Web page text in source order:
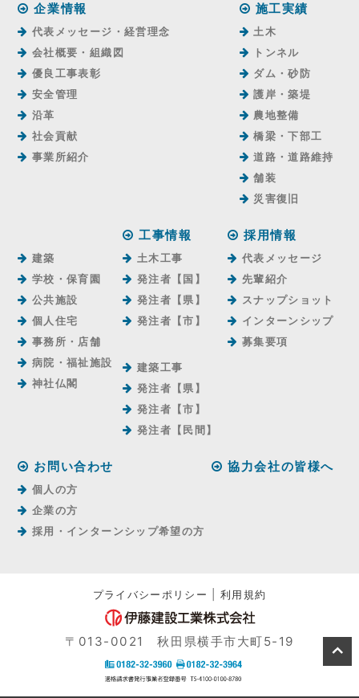
企業情報
代表メッセージ・経営理念
会社概要・組織図
優良工事表彰
安全管理
沿革
社会貢献
事業所紹介
施工実績
土木
トンネル
ダム・砂防
護岸・築堤
農地整備
橋梁・下部工
道路・道路維持
舗装
災害復旧
建築
学校・保育園
公共施設
個人住宅
事務所・店舗
病院・福祉施設
神社仏閣
工事情報
土木工事
発注者【国】
発注者【県】
発注者【市】
建築工事
発注者【県】
発注者【市】
発注者【⺠間】
採用情報
代表メッセージ
先輩紹介
スナップショット
インターンシップ
募集要項
お問い合わせ
個人の方
企業の方
採用・インターンシップ希望の方
協力会社の皆様へ
プライバシーポリシー |利用規約
〒013-0021 秋田県横手市大町5-19